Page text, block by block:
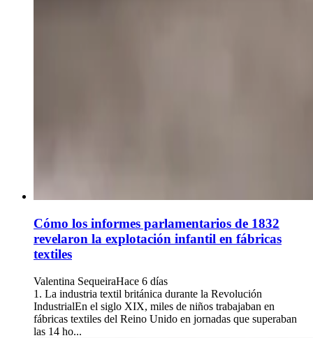
Cómo los informes parlamentarios de 1832
revelaron la explotación infantil en fábricas
textiles
Valentina SequeiraHace 6 días
1. La industria textil británica durante la Revolución
IndustrialEn el siglo XIX, miles de niños trabajaban en
fábricas textiles del Reino Unido en jornadas que superaban
las 14 ho...